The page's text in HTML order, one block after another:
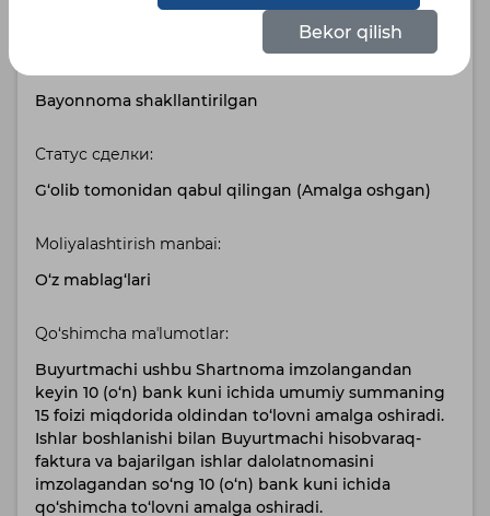
Узбекский К Узбекский
Bayonnoma shakllantirilgan
Статус сделки:
G‘olib tomonidan qabul qilingan (Amalga oshgan)
Moliyalashtirish manbai:
O‘z mablag‘lari
Qo‘shimcha maʼlumotlar:
Buyurtmachi ushbu Shartnoma imzolangandan
keyin 10 (o‘n) bank kuni ichida umumiy summaning
15 foizi miqdorida oldindan to‘lovni amalga oshiradi.
Ishlar boshlanishi bilan Buyurtmachi hisobvaraq-
faktura va bajarilgan ishlar dalolatnomasini
imzolagandan so‘ng 10 (o‘n) bank kuni ichida
qo‘shimcha to‘lovni amalga oshiradi.
Bekor qilish